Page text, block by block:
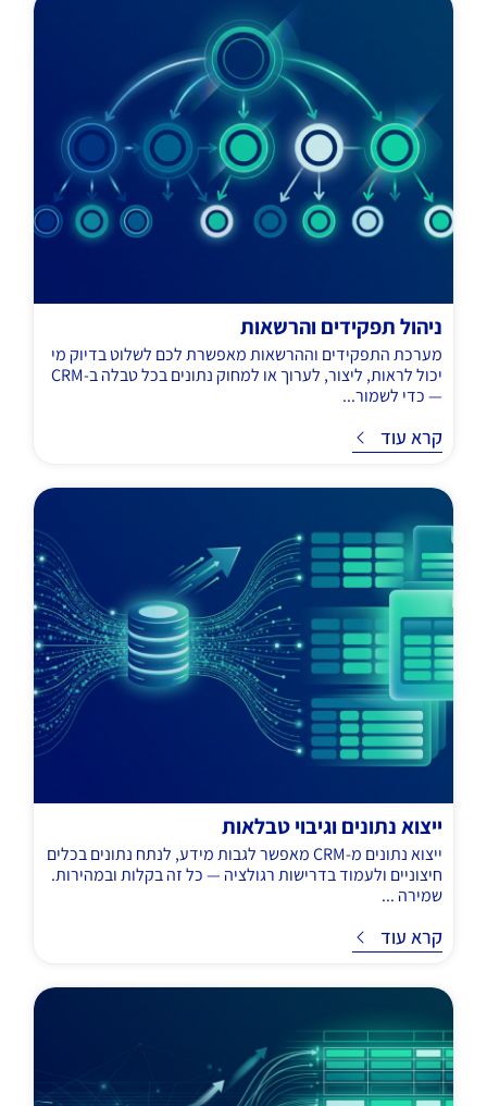
ניהול תפקידים והרשאות
מערכת התפקידים וההרשאות מאפשרת לכם לשלוט בדיוק מי
יכול לראות, ליצור, לערוך או למחוק נתונים בכל טבלה ב-CRM
— כדי לשמור...
קרא עוד
ייצוא נתונים וגיבוי טבלאות
ייצוא נתונים מ-CRM מאפשר לגבות מידע, לנתח נתונים בכלים
חיצוניים ולעמוד בדרישות רגולציה — כל זה בקלות ובמהירות.
שמירה ...
קרא עוד